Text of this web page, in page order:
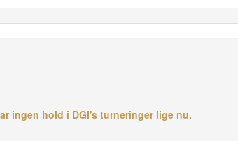
ingen hold i DGI's turneringer lige nu.